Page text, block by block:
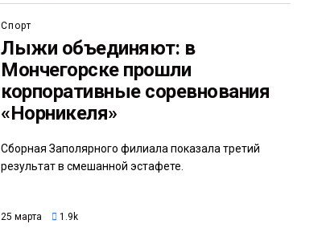
Спорт
Лыжи объединяют: в
Мончегорске прошли
корпоративные соревнования
«Норникеля»
Сборная Заполярного филиала показала третий
результат в смешанной эстафете.
25 марта 1.9k